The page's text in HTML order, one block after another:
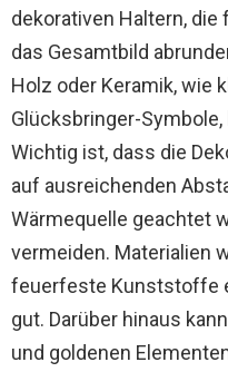
dekorativen Haltern,
das Gesamtbild
Holz oder Keramik, wie
Glücksbringer-
Wichtig ist, dass die
auf ausreichenden
Wärmequelle geachtet
vermeiden. Materialien
feuerfeste Kunststoffe
gut. Darüber hinaus
und goldenen